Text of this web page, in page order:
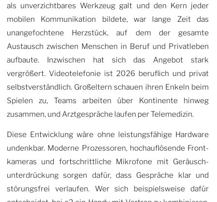
als unverzichtbares Werkzeug galt und den Kern jeder
mobilen Kommunikation bildete, war lange Zeit das
unange­fochtene Herzstück, auf dem der gesamte
Austausch zwischen Menschen in Beruf und Privatleben
aufbaute. Inzwischen hat sich das Angebot stark
vergrößert. Videotelefonie ist 2026 beruflich und privat
selbst­verständlich. Großeltern schauen ihren Enkeln beim
Spielen zu, Teams arbeiten über Kontinente hinweg
zusammen, und Arztgespräche laufen per Telemedizin.
Diese Entwicklung wäre ohne leistungs­fähige Hardware
undenkbar. Moderne Prozessoren, hoch­auf­lösende Front­
kameras und fortschrittliche Mikrofone mit Geräusch­
unter­drückung sorgen dafür, dass Gespräche klar und
störungsfrei verlaufen. Wer sich beispiels­weise dafür